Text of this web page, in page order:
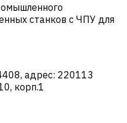
станков с ЧПУ для
адрес: 220113
корп.1